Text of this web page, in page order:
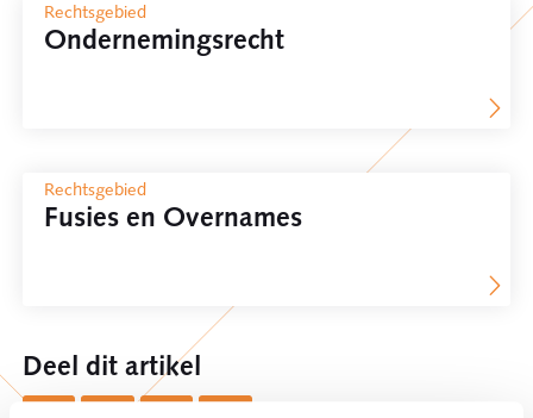
Rechtsgebied
Ondernemingsrecht
Rechtsgebied
Fusies en Overnames
Deel dit artikel